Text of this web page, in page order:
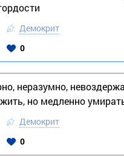
Демокрит
0
неразумно,
но медленно
Демокрит
0